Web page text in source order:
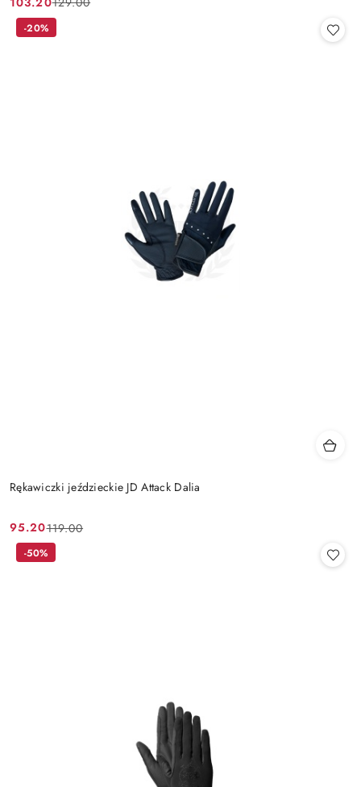
Cena
promocyjna:
Cena
przed
Rękawiczki jeździeckie JD Attack Dalia
Cena
promocyjna:
95.20
Cena
przed
119.00
-20%
-50%